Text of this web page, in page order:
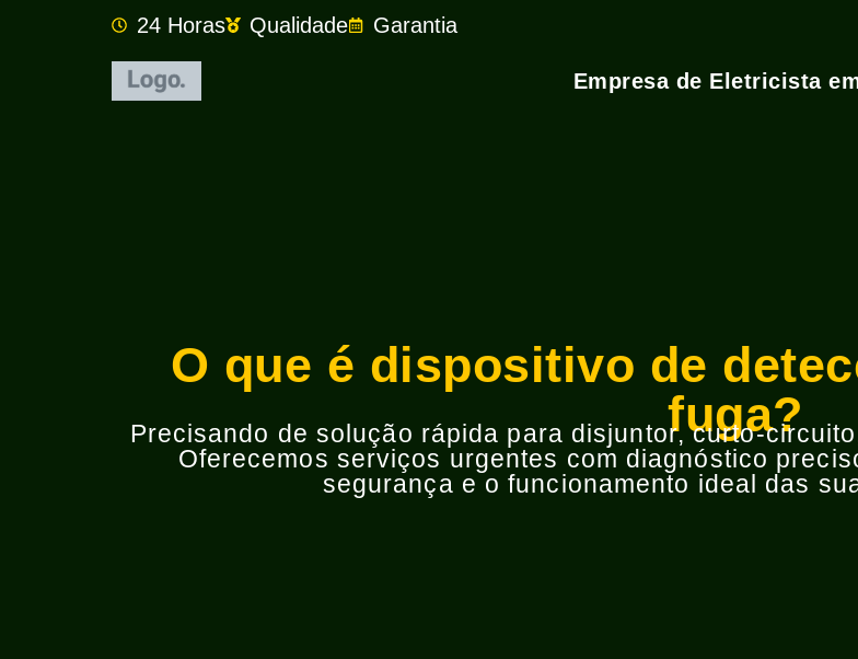
24 Horas Qualidade Garantia
Empresa de Eletricista
O que é dispositivo de
fuga?
Precisando de solução rápida para disjuntor, curto-
Oferecemos serviços urgentes com diagnóstico
segurança e o funcionamento ideal das